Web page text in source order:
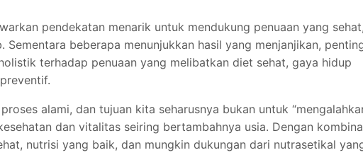
pendekatan menarik untuk mendukung penuaan yang sehat,
beberapa menunjukkan hasil yang menjanjikan,
terhadap penuaan yang melibatkan diet sehat, gaya hidup
alami, dan tujuan kita seharusnya bukan untuk
dan vitalitas seiring bertambahnya usia. Dengan
nutrisi yang baik, dan mungkin dukungan dari nutrasetikal